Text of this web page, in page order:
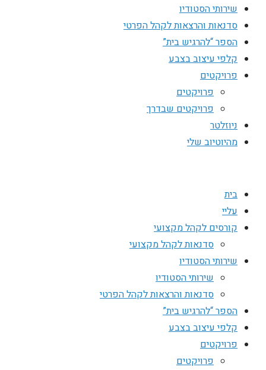
שירותי הסטודיו
סדנאות והרצאות לקהל הפרטי
הספר “להרגיש בית”
קלפי עיצוב בצבע
פרויקטים
פרויקטים
פרויקטים שבדרך
ניוזלטר
מהיוטיוב שלי
בית
עליי
קורסים לקהל מקצועי
סדנאות לקהל מקצועי
שירותי הסטודיו
שירותי הסטודיו
סדנאות והרצאות לקהל הפרטי
הספר “להרגיש בית”
קלפי עיצוב בצבע
פרויקטים
פרויקטים